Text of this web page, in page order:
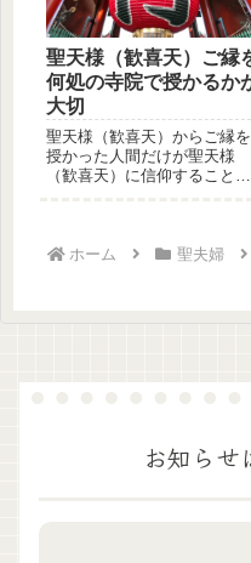
聖天様（歓喜天）ご縁
何処の寺院で授かるか
大切
聖天様（歓喜天）からご縁を
授かった人間だけが聖天様
（歓喜天）に信仰することが
ホーム 聖夫婦
お知らせ